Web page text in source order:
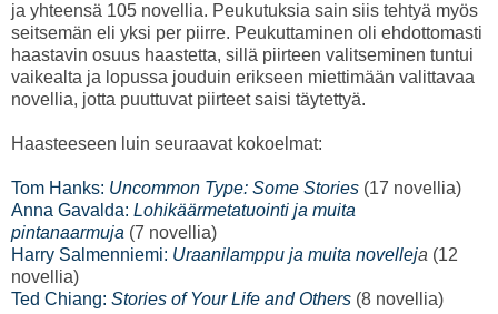
ja yhteensä 105 novellia. Peukutuksia sain siis tehtyä myös
seitsemän eli yksi per piirre. Peukuttaminen oli ehdottomasti
haastavin osuus haastetta, sillä piirteen valitseminen tuntui
vaikealta ja lopussa jouduin erikseen miettimään valittavaa
novellia, jotta puuttuvat piirteet saisi täytettyä.
Haasteeseen luin seuraavat kokoelmat:
Tom Hanks: Uncommon Type: Some Stories (17 novellia)
Anna Gavalda: Lohikäärmetatuointi ja muita
pintanaarmuja (7 novellia)
Harry Salmenniemi: Uraanilamppu ja muita novelleja (12
novellia)
Ted Chiang: Stories of Your Life and Others (8 novellia)